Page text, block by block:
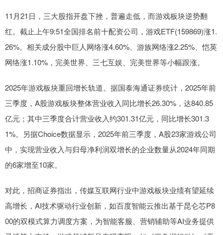
11月21日，三大股指开盘下挫，普遍走低，而游戏板块逆势翻
红。截止上午9:51全国排名前十配资公司，游戏ETF(159869)涨1.
26%。相关成分股中巨人网络涨4.60%、游族网络涨2.25%、恺英
网络涨1.10%，完美世界、三七互娱、完美世界等小幅跟涨。
2025年游戏板块重回增长轨道。据国泰海通证券统计，2025年前
三季度，A股游戏板块整体营业收入同比增长26.30%，达840.85
亿元；其中三季度合计营业收入约301.31亿元，同比增长301.3
1%。另据Choice数据显示，2025年前三季度，A股23家游戏公司
中，实现营业收入与归母净利润双增长的企业数量从2024年同期
的6家增至10家。
对此，招商证券指出，传媒互联网行业中游戏板块业绩有望延续
高增长，AI技术驱动行业创新，如百度智能云推出基于昆仑芯P8
00的双模式算力调度方案，为智能客服、营销辅助等AI业务提供